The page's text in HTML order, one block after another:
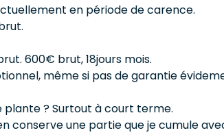
en période de carence.
600€ brut, 18jours mois.
même si pas de garantie
plante ? Surtout à court terme.
conserve une partie que je cumule